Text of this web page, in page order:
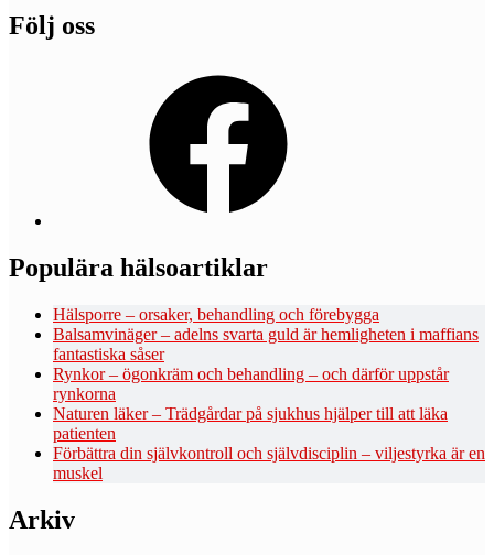
Följ oss
Populära hälsoartiklar
Hälsporre – orsaker, behandling och förebygga
Balsamvinäger – adelns svarta guld är hemligheten i maffians
fantastiska såser
Rynkor – ögonkräm och behandling – och därför uppstår
rynkorna
Naturen läker – Trädgårdar på sjukhus hjälper till att läka
patienten
Förbättra din självkontroll och självdisciplin – viljestyrka är en
muskel
Arkiv